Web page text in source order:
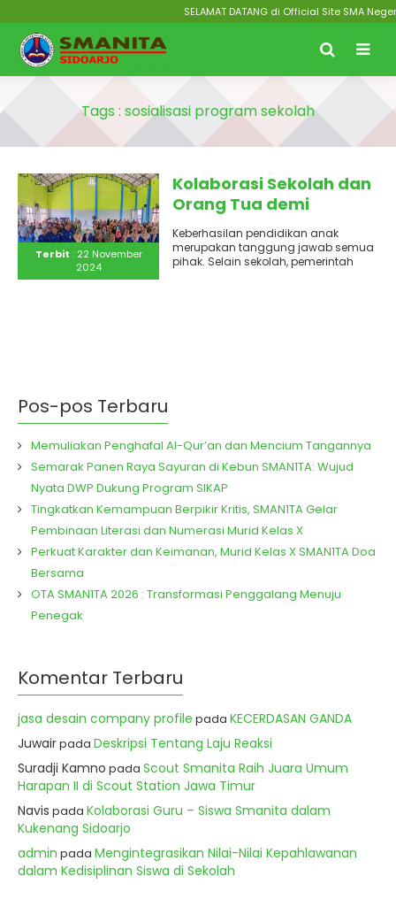
SELAMAT DATANG di Official Site SMA
Tags : sosialisasi program sekolah
Terbit : 22 November
2024
Kolaborasi Sekolah dan
Orang Tua demi
Kesuksesan Siswa
Keberhasilan pendidikan anak
merupakan tanggung jawab semua
pihak. Selain sekolah, pemerintah
Pos-pos Terbaru
Memuliakan Penghafal Al-Qur’an dan Mencium Tangannya
Semarak Panen Raya Sayuran di Kebun SMAN1TA: Wujud
Nyata DWP Dukung Program SIKAP
Tingkatkan Kemampuan Berpikir Kritis, SMAN1TA Gelar
Pembinaan Literasi dan Numerasi Murid Kelas X
Perkuat Karakter dan Keimanan, Murid Kelas X SMAN1TA Doa
Bersama
OTA SMAN1TA 2026 : Transformasi Penggalang Menuju
Penegak
Komentar Terbaru
jasa desain company profile pada KECERDASAN GANDA
Juwairpada Deskripsi Tentang Laju Reaksi
Suradji Kamno pada Scout Smanita Raih Juara Umum
Harapan II di Scout Station Jawa Timur
Navis pada Kolaborasi Guru – Siswa Smanita dalam
Kukenang Sidoarjo
admin pada Mengintegrasikan Nilai-Nilai Kepahlawanan
dalam Kedisiplinan Siswa di Sekolah